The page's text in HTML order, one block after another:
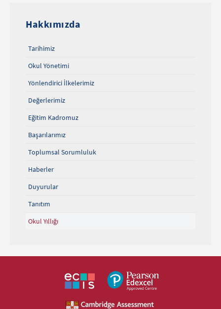
Hakkımızda
Tarihimiz
Okul Yönetimi
Yönlendirici İlkelerimiz
Değerlerimiz
Eğitim Kadromuz
Başarılarımız
Toplumsal Sorumluluk
Haberler
Duyurular
Tanıtım
Okul Yıllığı